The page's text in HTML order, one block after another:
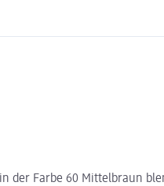
der Farbe 60 Mittelbraun